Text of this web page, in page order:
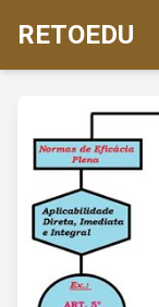
RETOEDU